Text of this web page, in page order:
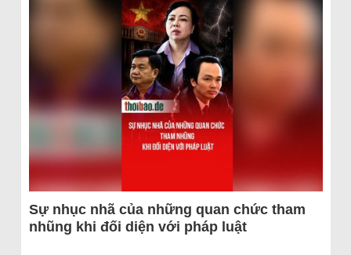
Sự nhục nhã của những quan chức tham
nhũng khi đối diện với pháp luật